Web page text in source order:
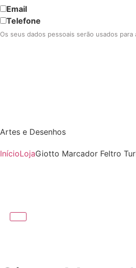
Email
Telefone
Os seus dados pessoais serão usados
Artes e Desenhos
InícioLojaGiotto Marcador Feltro